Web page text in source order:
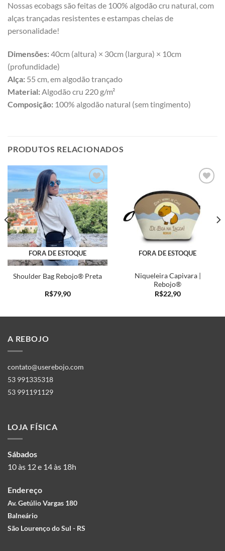
Nossas ecobags são feitas de 100% algodão cru natural, com
alças trançadas resistentes e estampas cheias de
personalidade!
Dimensões:40cm (altura) × 30cm (largura) × 10cm
(profundidade)
Alça: 55 cm, em algodão trançado
Material:Algodão cru 220 g/m²
Composição: 100% algodão natural (sem tingimento)
PRODUTOS RELACIONADOS
Adicionar
a minha
lista
FORA DE ESTOQUE
Shoulder Bag Rebojo® Preta
R$79,90
a minha
lista
FORA DE ESTOQUE
Niqueleira Capivara |
Rebojo®
R$22,90
A REBOJO
contato@userebojo.com
53 991335318
53 991191129
LOJA FÍSICA
Sábados
10 às 12 e 14 às 18h
Endereço
Av. Getúlio Vargas 180
Balneário
São Lourenço do Sul - RS